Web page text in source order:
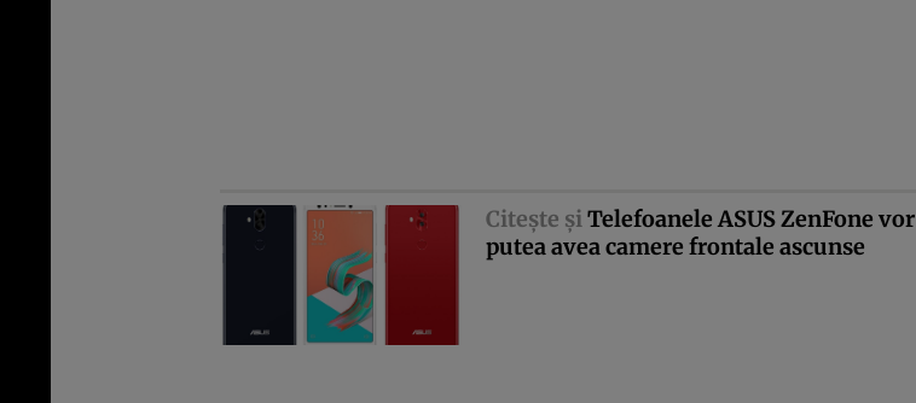
Citeşte şiTelefoanele ASUS ZenFone vor
putea avea camere frontale ascunse